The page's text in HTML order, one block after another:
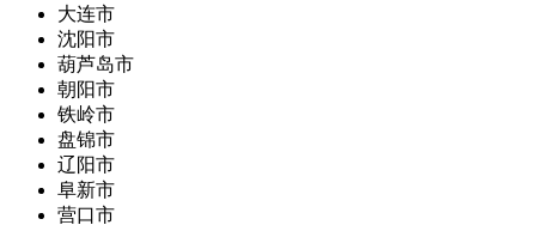
大连市
沈阳市
葫芦岛市
朝阳市
铁岭市
盘锦市
辽阳市
阜新市
营口市